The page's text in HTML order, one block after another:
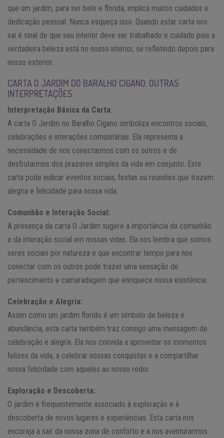
que um jardim, para ser belo e florida, implica muitos cuidados e
dedicação pessoal. Nunca esqueça isso. Quando estar carta nos
sai é sinal de que seu interior deve ser trabalhado e cuidado pois a
verdadeira beleza está no nosso interior, se refletindo depois para
nosso exterior.
CARTA O JARDIM DO BARALHO CIGANO: OUTRAS
INTERPRETAÇÕES
Interpretação Básica da Carta:
A carta O Jardim no Baralho Cigano simboliza encontros sociais,
celebrações e interações comunitárias. Ela representa a
necessidade de nos conectarmos com os outros e de
desfrutarmos dos prazeres simples da vida em conjunto. Esta
carta pode indicar eventos sociais, festas ou reuniões que trazem
alegria e felicidade para nossa vida.
Comunhão e Interação Social:
A presença da carta O Jardim sugere a importância da comunhão
e da interação social em nossas vidas. Ela nos lembra que somos
seres sociais por natureza e que encontrar tempo para nos
conectar com os outros pode trazer uma sensação de
pertencimento e camaradagem que enriquece nossa existência.
Celebração e Alegria:
Assim como um jardim florido é um símbolo de beleza e
abundância, esta carta também traz consigo uma mensagem de
celebração e alegria. Ela nos convida a aproveitar os momentos
felizes da vida, a celebrar nossas conquistas e a compartilhar
nossa felicidade com aqueles ao nosso redor.
Exploração e Descoberta:
O jardim é frequentemente associado à exploração e à
descoberta de novos lugares e experiências. Esta carta nos
encoraja a sair da nossa zona de conforto e a nos aventurarmos